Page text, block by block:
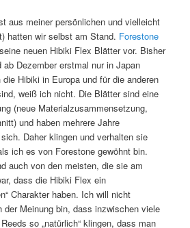
aus meiner persönlichen und vielleicht
hatten wir selbst am Stand. Forestone
neuen Hibiki Flex Blätter vor. Bisher
Dezember erstmal nur in Japan
Hibiki in Europa und für die anderen
weiß ich nicht. Die Blätter sind eine
(neue Materialzusammensetzung,
und haben mehrere Jahre
Daher klingen und verhalten sie
ich es von Forestone gewöhnt bin.
auch von den meisten, die sie am
dass die Hibiki Flex ein
Charakter haben. Ich will nicht
der Meinung bin, dass inzwischen viele
so „natürlich“ klingen, dass man